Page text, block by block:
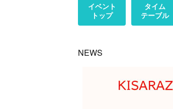
イベント
トップ
タイム
テーブル
NEWS